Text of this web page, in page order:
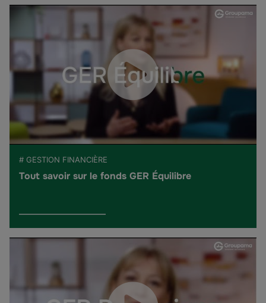
# GESTION FINANCIÈRE
Tout savoir sur le fonds GER Équilibre